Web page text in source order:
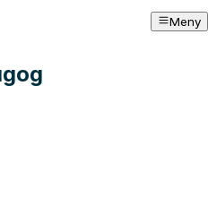
Meny